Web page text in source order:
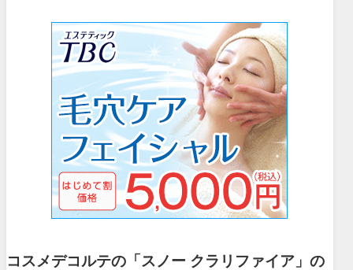
コスメデコルテの「スノー クラリファイア」の